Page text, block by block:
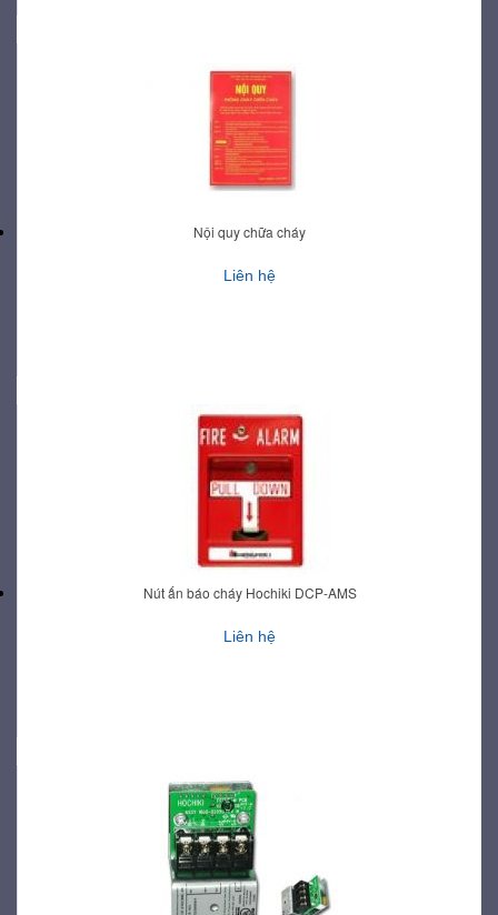
Nội quy chữa cháy
Liên hệ
Nút ấn báo cháy Hochiki DCP-AMS
Liên hệ